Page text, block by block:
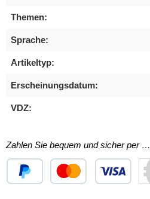
Themen:
Sprache:
Artikeltyp:
Erscheinungsdatum:
VDZ:
Zahlen Sie bequem und sicher per …